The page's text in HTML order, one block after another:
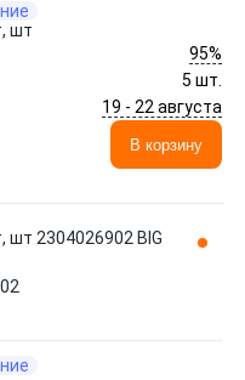
шт
95%
5 шт.
19 - 22 августа
В корзину
шт 2304026902 BIG